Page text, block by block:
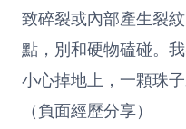
致碎裂或內部產生裂
點，別和硬物磕碰。
小心掉地上，一顆珠
（負面經歷分享）